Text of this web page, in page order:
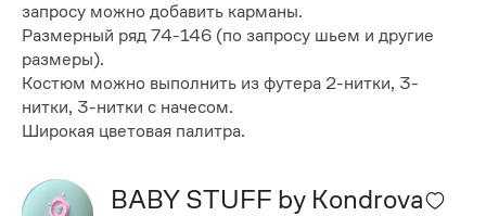
запросу можно добавить карманы.
Размерный ряд 74-146 (по запросу шьем и другие
размеры).
Костюм можно выполнить из футера 2-нитки, 3-
нитки, 3-нитки с начесом.
Широкая цветовая палитра.
BABY STUFF by Kondrova